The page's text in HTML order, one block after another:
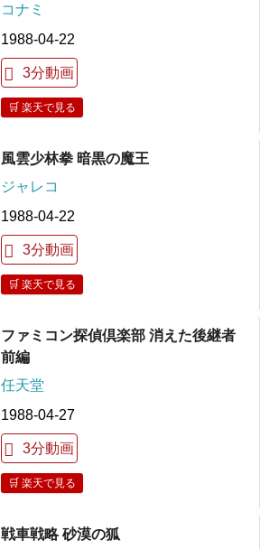
コナミ
1988-04-22
3分動画
🛒 楽天で見る
風雲少林拳 暗黒の魔王
ジャレコ
1988-04-22
3分動画
🛒 楽天で見る
ファミコン探偵倶楽部 消えた後継者
前編
任天堂
1988-04-27
3分動画
🛒 楽天で見る
戦車戦略 砂漠の狐